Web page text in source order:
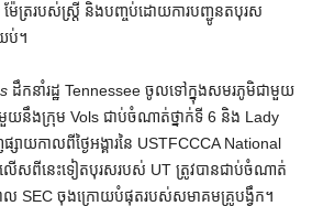
ែត្ររបស់ស្ត្រី និងបញ្ចប់ដោយការបញ្ជូនតបុរស
ប់។
ដឹកនាំរដ្ឋ Tennessee ចូលទៅក្នុងសមរភូមិជាមួយ
យនឹងក្រុម Vols ជាប់ចំណាត់ថ្នាក់ទី 6 និង Lady
ាយកាលពីថ្ងៃអង្គារនៃ USTFCCCA National
ើសពីនេះទៀតបុរសរបស់ UT ត្រូវបានជាប់ចំណាត់
ពល SEC ចុងក្រោយបំផុតរបស់សមាគមគ្រូបង្វឹក។